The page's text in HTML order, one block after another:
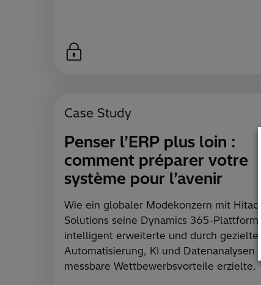
Case Study
Penser l’ERP plus loin :
comment préparer votre
système pour l’avenir
Wie ein globaler Modekonzern mit Hitachi
Solutions seine Dynamics 365-Plattform
intelligent erweiterte und durch gezielte
Automatisierung, KI und Datenanalysen
messbare Wettbewerbsvorteile erzielte.